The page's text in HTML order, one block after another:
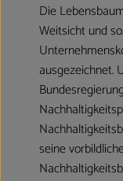
Die
Weitsicht und
ausgezeichnet.
seine